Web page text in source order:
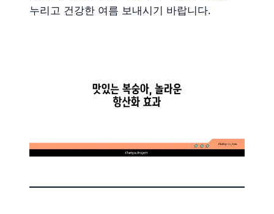
누리고 건강한 여름 보내시기 바랍니다.